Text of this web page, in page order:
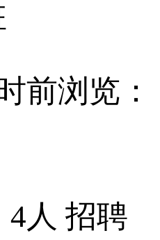
前浏览：
人 招聘